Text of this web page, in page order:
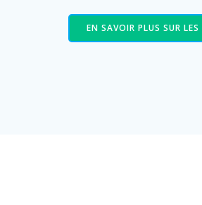
EN SAVOIR PLUS SUR